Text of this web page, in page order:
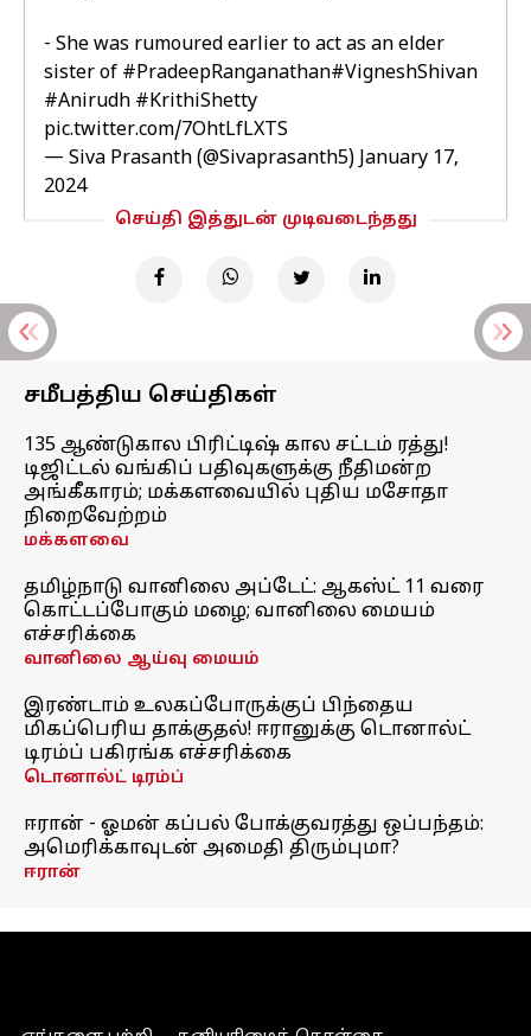
- She was rumoured earlier to act as an elder
sister of #PradeepRanganathan#VigneshShivan
#Anirudh #KrithiShetty
pic.twitter.com/7OhtLfLXTS
— Siva Prasanth (@Sivaprasanth5) January 17,
2024
செய்தி இத்துடன் முடிவடைந்தது
சமீபத்திய செய்திகள்
135 ஆண்டுகால பிரிட்டிஷ் கால சட்டம் ரத்து!
டிஜிட்டல் வங்கிப் பதிவுகளுக்கு நீதிமன்ற
அங்கீகாரம்; மக்களவையில் புதிய மசோதா
நிறைவேற்றம்
மக்களவை
தமிழ்நாடு வானிலை அப்டேட்: ஆகஸ்ட் 11 வரை
கொட்டப்போகும் மழை; வானிலை மையம்
எச்சரிக்கை
வானிலை ஆய்வு மையம்
இரண்டாம் உலகப்போருக்குப் பிந்தைய
மிகப்பெரிய தாக்குதல்! ஈரானுக்கு டொனால்ட்
டிரம்ப் பகிரங்க எச்சரிக்கை
டொனால்ட் டிரம்ப்
ஈரான் - ஓமன் கப்பல் போக்குவரத்து ஒப்பந்தம்:
அமெரிக்காவுடன் அமைதி திரும்புமா?
ஈரான்